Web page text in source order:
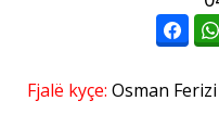
Fjalë kyçe: Osman Ferizi